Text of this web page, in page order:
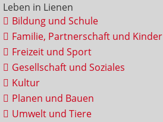
Leben in Lienen
Bildung und Schule
Familie, Partnerschaft und Kinder
Freizeit und Sport
Gesellschaft und Soziales
Kultur
Planen und Bauen
Umwelt und Tiere